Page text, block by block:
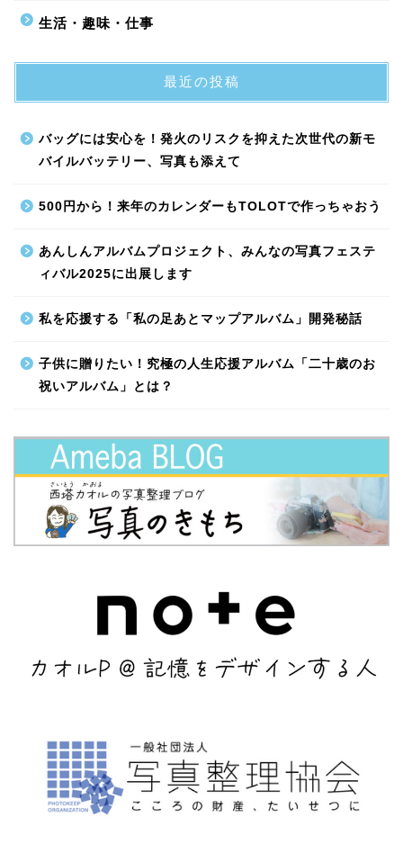
生活・趣味・仕事
最近の投稿
バッグには安心を！発火のリスクを抑えた次世代の新モ
バイルバッテリー、写真も添えて
500円から！来年のカレンダーもTOLOTで作っちゃおう
あんしんアルバムプロジェクト、みんなの写真フェステ
ィバル2025に出展します
私を応援する「私の足あとマップアルバム」開発秘話
子供に贈りたい！究極の人生応援アルバム「二十歳のお
祝いアルバム」とは？